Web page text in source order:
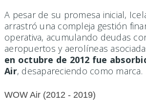
A pesar de su promesa inicial,
arrastró una compleja gestión
operativa, acumulando deudas
aeropuertos y aerolíneas
en octubre de 2012 fue
Air, desapareciendo como marca.
WOW Air (2012 - 2019)